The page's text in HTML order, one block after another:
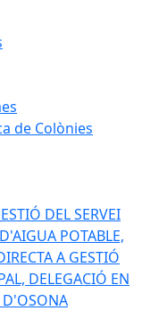
de Colònies
DEL SERVEI
POTABLE,
A GESTIÓ
DELEGACIÓ EN
D'OSONA